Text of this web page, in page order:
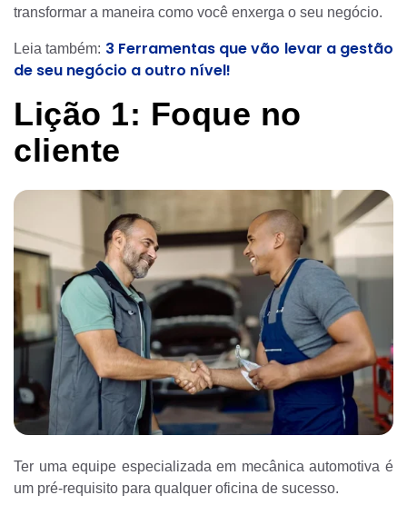
transformar a maneira como você enxerga o seu negócio.
Leia também: 3 Ferramentas que vão levar a gestão
de seu negócio a outro nível!
Lição 1: Foque no
cliente
Ter uma equipe especializada em mecânica automotiva é
um pré-requisito para qualquer oficina de sucesso.